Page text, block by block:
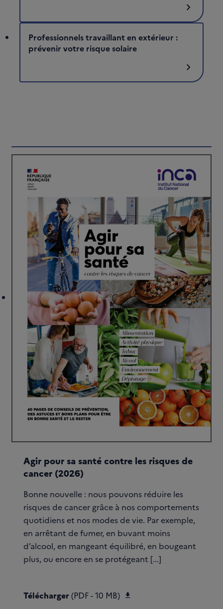
chevron_right
Professionnels travaillant en extérieur :
prévenir votre risque solaire
chevron_right
Agir pour sa santé contre les risques de
cancer (2026)
Bonne nouvelle : nous pouvons réduire les
risques de cancer grâce à nos comportements
quotidiens et nos modes de vie. Par exemple,
en arrêtant de fumer, en buvant moins
d’alcool, en mangeant équilibré, en bougeant
plus, ou encore en se protégeant [...]
Télécharger(PDF - 10 MB)